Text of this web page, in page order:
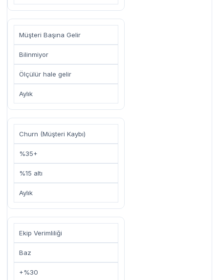
Müşteri Başına Gelir
Bilinmiyor
Ölçülür hale gelir
Aylık
Churn (Müşteri Kaybı)
%35+
%15 altı
Aylık
Ekip Verimliliği
Baz
+%30